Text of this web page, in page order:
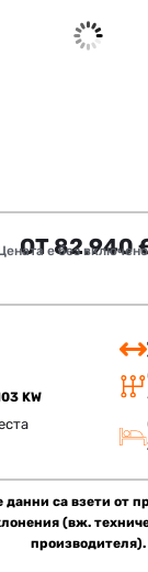
ОТ82.940
е без
KW
данни са взети от
(вж.
производителя).